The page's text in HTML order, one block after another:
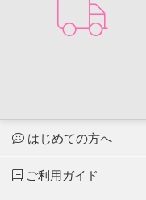
はじめての方へ
ご利用ガイド